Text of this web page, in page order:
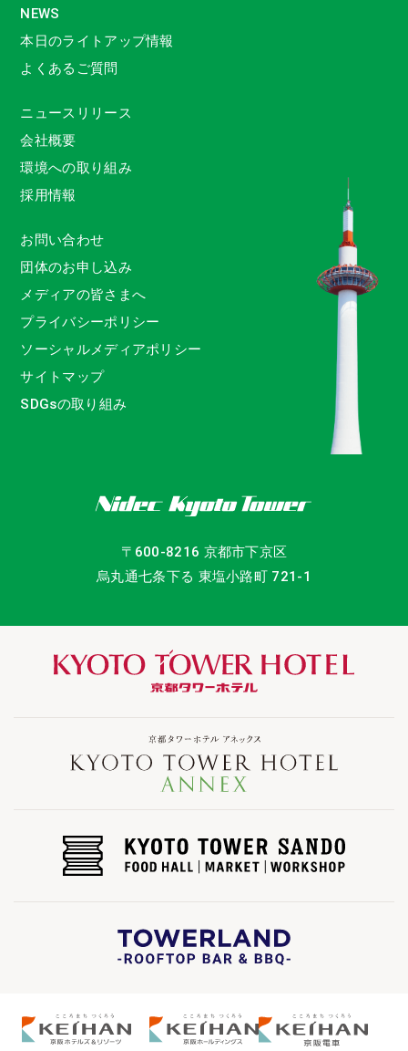
NEWS
本日のライトアップ情報
よくあるご質問
ニュースリリース
会社概要
環境への取り組み
採用情報
お問い合わせ
団体のお申し込み
メディアの皆さまへ
プライバシーポリシー
ソーシャルメディアポリシー
サイトマップ
SDGsの取り組み
〒600-8216 京都市下京区
烏丸通七条下る 東塩小路町 721-1